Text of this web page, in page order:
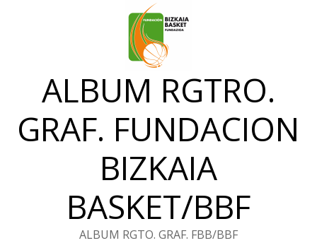
ALBUM RGTRO.
GRAF. FUNDACION
BIZKAIA
BASKET/BBF
ALBUM RGTO. GRAF. FBB/BBF